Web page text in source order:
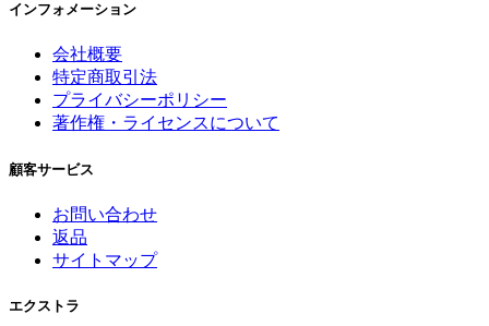
インフォメーション
会社概要
特定商取引法
プライバシーポリシー
著作権・ライセンスについて
顧客サービス
お問い合わせ
返品
サイトマップ
エクストラ